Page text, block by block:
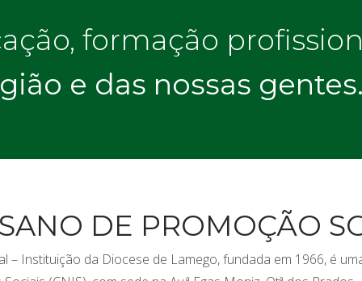
formação
e das nossas gentes.
DE PROMOÇÃO
– Instituição da Diocese de Lamego, fundada em 1966, é